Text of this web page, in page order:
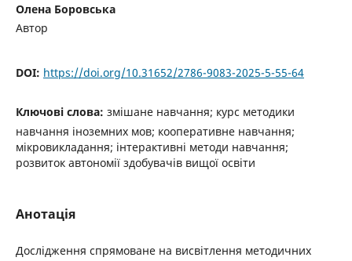
Олена Боровська
Автор
DOI: https://doi.org/10.31652/2786-9083-2025-5-55-64
Ключові слова: змішане навчання; курс методики
навчання іноземних мов; кооперативне навчання;
мікровикладання; інтерактивні методи навчання;
розвиток автономії здобувачів вищої освіти
Анотація
Дослідження спрямоване на висвітлення методичних